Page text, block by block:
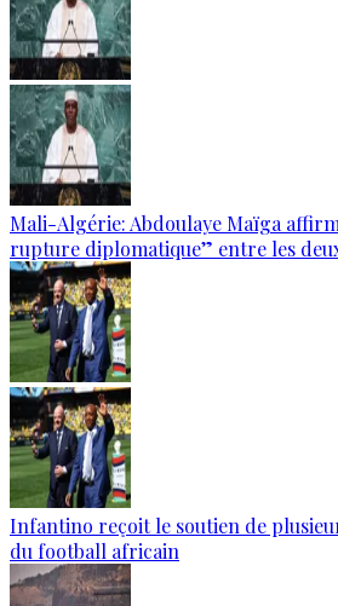
Mali-Algérie: Abdoulaye Maïga
rupture diplomatique” entre les
Infantino reçoit le soutien de
du football africain